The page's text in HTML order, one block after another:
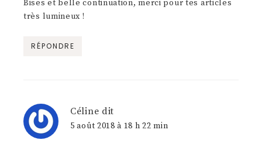
Bises et belle continuation, merci pour tes articles
très lumineux !
RÉPONDRE
Céline dit
5 août 2018 à 18 h 22 min